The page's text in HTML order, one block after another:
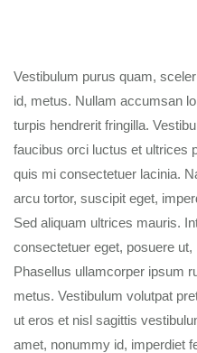
Vestibulum purus quam,
id, metus. Nullam accumsan
turpis hendrerit fringilla.
faucibus orci luctus et ultrices
quis mi consectetuer lacinia.
arcu tortor, suscipit eget,
Sed aliquam ultrices mauris.
consectetuer eget, posuere
Phasellus ullamcorper ipsum
metus. Vestibulum volutpat
ut eros et nisl sagittis
amet, nonummy id, imperdiet